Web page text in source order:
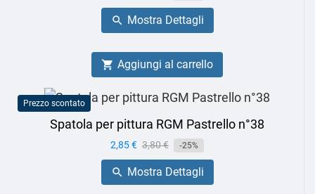
base
 Mostra Dettagli
 Aggiungi al carrello
Prezzo scontato
Spatola per pittura RGM Pastrello n°38
Prezzo
2,85 € Prezzo
base
3,80 € -25%
 Mostra Dettagli